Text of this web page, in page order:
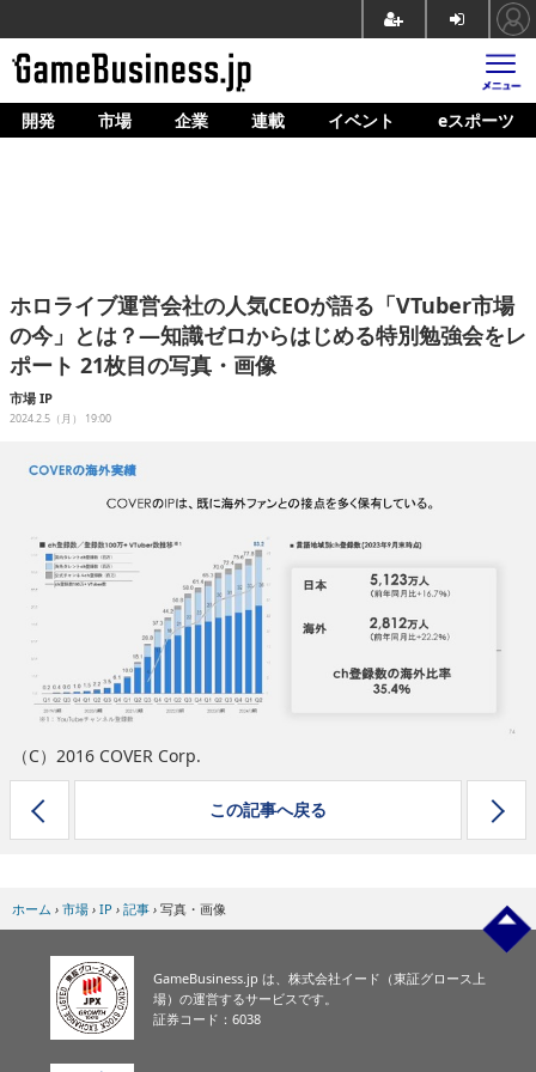
ホーム
企業動向
人材育成
産業政策
連載
イベント/セミナー
eスポーツ
開発 市場 企業 連載 イベント eスポーツ
ホロライブ運営会社の人気CEOが語る「VTuber市場
の今」とは？―知識ゼロからはじめる特別勉強会をレ
ポート 21枚目の写真・画像
市場 IP
2024.2.5（月） 19:00
（C）2016 COVER Corp.
この記事へ戻る
ホーム › 市場 › IP › 記事 › 写真・画像
GameBusiness.jp は、株式会社イード（東証グロース上
場）の運営するサービスです。
証券コード：6038